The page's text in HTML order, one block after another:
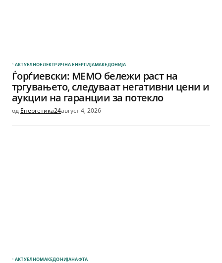
АКТУЕЛНОЕЛЕКТРИЧНА ЕНЕРГИЈАМАКЕДОНИЈА
Ѓорѓиевски: МЕМО бележи раст на
тргувањето, следуваат негативни цени и
аукции на гаранции за потекло
од Енергетика24август 4, 2026
АКТУЕЛНОМАКЕДОНИЈАНАФТА